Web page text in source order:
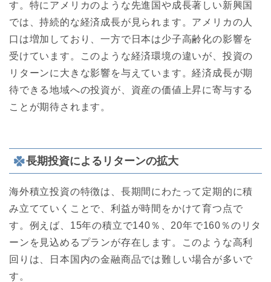
す。特にアメリカのような先進国や成長著しい新興国
では、持続的な経済成長が見られます。アメリカの人
口は増加しており、一方で日本は少子高齢化の影響を
受けています。このような経済環境の違いが、投資の
リターンに大きな影響を与えています。経済成長が期
待できる地域への投資が、資産の価値上昇に寄与する
ことが期待されます。
長期投資によるリターンの拡大
海外積立投資の特徴は、長期間にわたって定期的に積
み立てていくことで、利益が時間をかけて育つ点で
す。例えば、15年の積立で140％、20年で160％のリタ
ーンを見込めるプランが存在します。このような高利
回りは、日本国内の金融商品では難しい場合が多いで
す。